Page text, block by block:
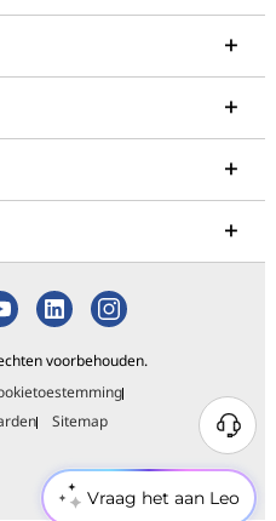
Vraag het aan Leo
voorbehouden.
Sitemap